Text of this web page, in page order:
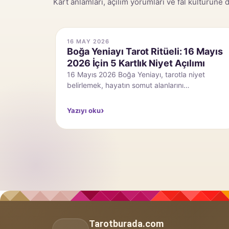
Ritüeli: 16 Mayıs
Niyet Açılımı
Yeniayı, tarotla niyet
11 Mayıs Haftası
Güneş ve Jüpiter
Getiriyor?
Merhaba herkese, 11 Mayıs
sizler için anlatıyorum. Bu
Tarotburada.com